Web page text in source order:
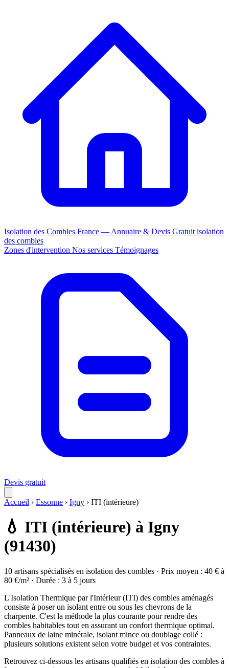
Isolation des Combles France — Annuaire & Devis Gratuit isolation
des combles
Zones d'intervention Nos services Témoignages
Devis gratuit
Accueil › Essonne › Igny › ITI (intérieure)
💧 ITI (intérieure) à Igny
(91430)
10 artisans spécialisés en isolation des combles · Prix moyen : 40 € à
80 €/m² · Durée : 3 à 5 jours
L'Isolation Thermique par l'Intérieur (ITI) des combles aménagés
consiste à poser un isolant entre ou sous les chevrons de la
charpente. C'est la méthode la plus courante pour rendre des
combles habitables tout en assurant un confort thermique optimal.
Panneaux de laine minérale, isolant mince ou doublage collé :
plusieurs solutions existent selon votre budget et vos contraintes.
Retrouvez ci-dessous les artisans qualifiés en isolation des combles à